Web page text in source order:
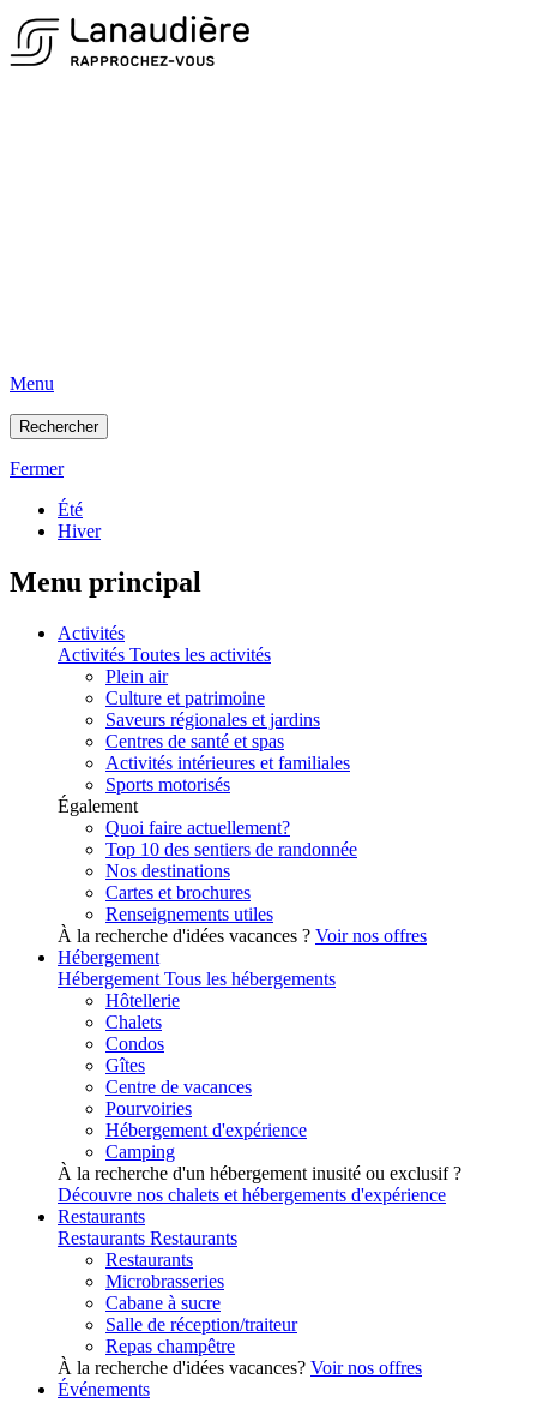
Menu
Rechercher
Fermer
Été
Hiver
Menu principal
Activités
Activités Toutes les activités
Plein air
Culture et patrimoine
Saveurs régionales et jardins
Centres de santé et spas
Activités intérieures et familiales
Sports motorisés
Également
Quoi faire actuellement?
Top 10 des sentiers de randonnée
Nos destinations
Cartes et brochures
Renseignements utiles
À la recherche d'idées vacances ? Voir nos offres
Hébergement
Hébergement Tous les hébergements
Hôtellerie
Chalets
Condos
Gîtes
Centre de vacances
Pourvoiries
Hébergement d'expérience
Camping
À la recherche d'un hébergement inusité ou exclusif ?
Découvre nos chalets et hébergements d'expérience
Restaurants
Restaurants Restaurants
Restaurants
Microbrasseries
Cabane à sucre
Salle de réception/traiteur
Repas champêtre
À la recherche d'idées vacances? Voir nos offres
Événements